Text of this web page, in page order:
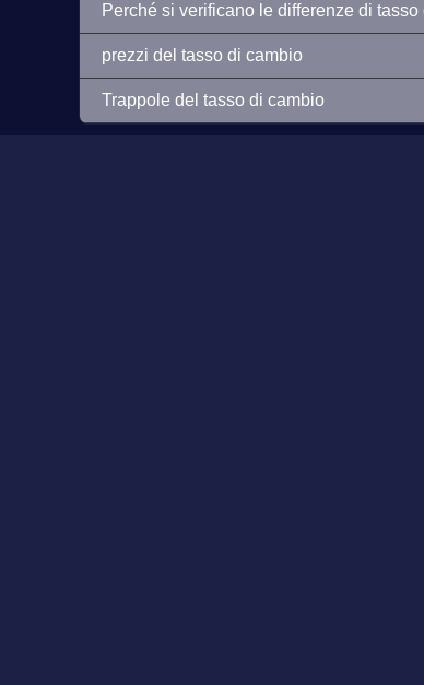
Perché si verificano le differenze di
prezzi del tasso di cambio
Trappole del tasso di cambio